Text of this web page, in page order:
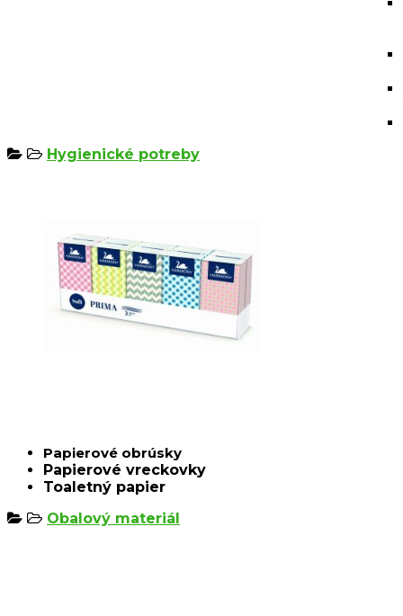
Hygienické potreby
Papierové obrúsky
Papierové vreckovky
Toaletný papier
Obalový materiál